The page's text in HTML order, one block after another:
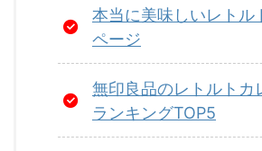
本当に美味しいレトル
ページ
無印良品のレトルトカ
ランキングTOP5